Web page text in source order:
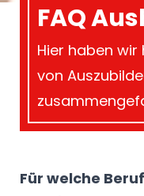
FAQ
Hier haben
von
Für welche